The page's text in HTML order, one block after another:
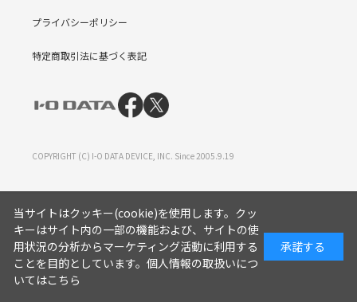
プライバシーポリシー
特定商取引法に基づく表記
COPYRIGHT (C) I-O DATA DEVICE, INC. Since 2005.9.19
当サイトはクッキー(cookie)を使用します。クッ
キーはサイト内の一部の機能および、サイトの使
用状況の分析からマーケティング活動に利用する
ことを目的としています。 個人情報の取扱いにつ
いてはこちら
承諾する